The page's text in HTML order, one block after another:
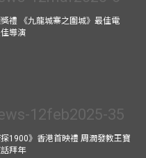
禮 《九龍城寨之圍城》最佳電
導演
1900》香港首映禮 周潤發教王寶
拜年